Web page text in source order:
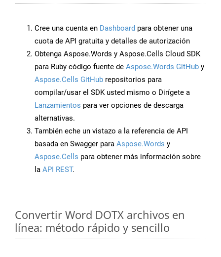
Cree una cuenta en Dashboard para obtener una
cuota de API gratuita y detalles de autorización
Obtenga Aspose.Words y Aspose.Cells Cloud SDK
para Ruby código fuente de Aspose.Words GitHub y
Aspose.Cells GitHub repositorios para
compilar/usar el SDK usted mismo o Dirígete a
Lanzamientos para ver opciones de descarga
alternativas.
También eche un vistazo a la referencia de API
basada en Swagger para Aspose.Words y
Aspose.Cells para obtener más información sobre
la API REST.
Convertir Word DOTX archivos en
línea: método rápido y sencillo